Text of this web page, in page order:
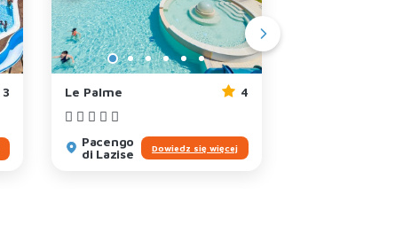
3 Le Palme 4
Pacengo
di Lazise
Dowiedz się więcej